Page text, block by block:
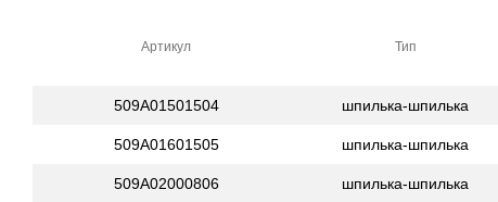
Артикул Тип
509A01501504 шпилька-шпилька
509A01601505 шпилька-шпилька
509A02000806 шпилька-шпилька